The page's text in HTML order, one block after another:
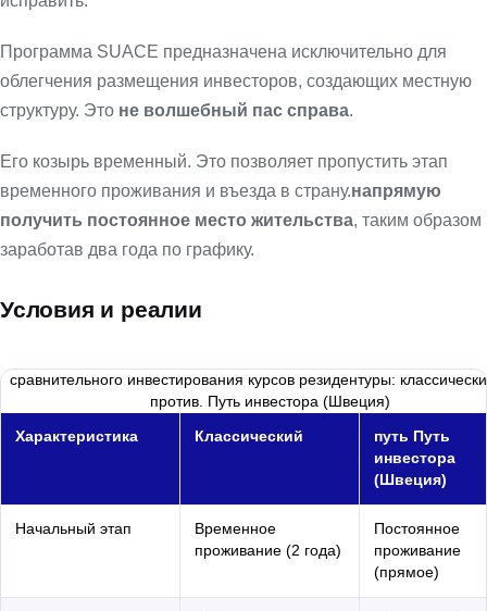
Программа SUACE предназначена исключительно для
облегчения размещения инвесторов, создающих местную
структуру. Это не волшебный пас справа.
Его козырь временный. Это позволяет пропустить этап
временного проживания и въезда в страну.напрямую
получить постоянное место жительства, таким образом
заработав два года по графику.
Условия и реалии
сравнительного инвестирования курсов резидентуры:
против. Путь инвестора (Швеция)
Характеристика Классический
путь Путь
инвестора
(Швеция)
Начальный этап
Временное
проживание (2 года)
Постоянное
проживание
(прямое)